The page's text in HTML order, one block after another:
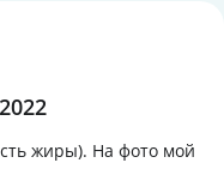
жиры). На фото мой